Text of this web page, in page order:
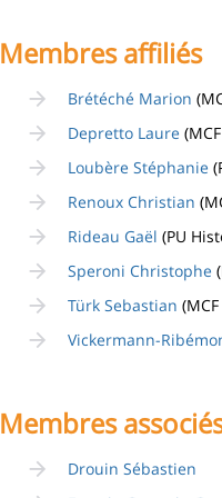
la
page
principale
Membres affiliés
Brétéché Marion
Depretto Laure
Loubère Stéphanie
Renoux Christian
Rideau Gaël (PU
Speroni Christophe
Türk Sebastian
Vickermann-
Membres
Drouin Sébastien